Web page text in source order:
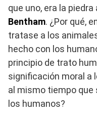
que uno, era la
Bentham. ¿Por qué,
tratase a los
hecho con los
principio de trato
significación moral a
al mismo tiempo que
los humanos?